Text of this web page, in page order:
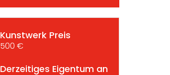
Kunstwerk Preis
500 €
Derzeitiges Eigentum an